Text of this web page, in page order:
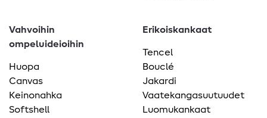
Vahvoihin
ompeluideioihin
Huopa
Canvas
Keinonahka
Softshell
Erikoiskankaat
Tencel
Bouclé
Jakardi
Vaatekangasuutuudet
Luomukankaat